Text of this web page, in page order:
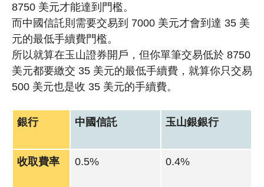
8750 美元才能達到門檻。
而中國信託則需要交易到 7000 美元才會到達 35 美
元的最低手續費門檻。
所以就算在玉山證券開戶，但你單筆交易低於 8750
美元都要繳交 35 美元的最低手續費，就算你只交易
500 美元也是收 35 美元的手續費。
銀行 中國信託 玉山銀銀行
收取費率 0.5% 0.4%